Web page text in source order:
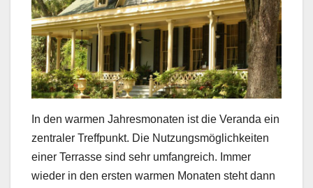
In den warmen Jahresmonaten ist die Veranda ein
zentraler Treffpunkt. Die Nutzungsmöglichkeiten
einer Terrasse sind sehr umfangreich. Immer
wieder in den ersten warmen Monaten steht dann